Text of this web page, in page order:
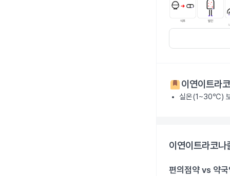
이연이트라
실온(1~30℃)
이연이트라코
편의점약 vs 약